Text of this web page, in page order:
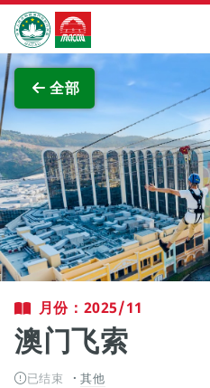
跳至主内容
澳门特别行政区政府旅游局
全部
月份：2025/11
澳门飞索
已结束 其他